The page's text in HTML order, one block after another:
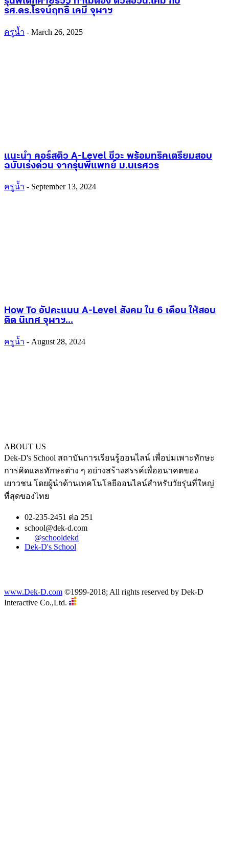
รศ.ดร.โรจน์ฤทธิ์ เคมี จุฬาฯ
ครูน้ำ - March 26, 2025
แนะนำ คอร์สติว A-Level ชีวะ พร้อมทริคเตรียมสอบ
ฉบับเร่งด่วน จากรุ่นพี่แพทย์ ม.นเรศวร
ครูน้ำ - September 13, 2024
How To อัปคะแนน A-Level สังคม ใน 6 เดือน ให้สอบ
ติด นิเทศ จุฬาฯ...
ครูน้ำ - August 28, 2024
ABOUT US
Dek-D's School สถาบันการเรียนรู้ออนไลน์ เพื่อบ่มเพาะทักษะ
การคิดและทักษะต่าง ๆ อย่างสร้างสรรค์เพื่ออนาคตของ
เยาวชน โดยผู้นำด้านเทคโนโลยีออนไลน์สำหรับวัยรุ่นที่ใหญ่
ที่สุดของไทย
02-235-2451 ต่อ 251
school@dek-d.com
@schooldekd
Dek-D's School
www.Dek-D.com ©1999-2018; All rights reserved by Dek-D
Interactive Co.,Ltd.